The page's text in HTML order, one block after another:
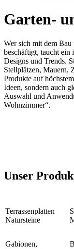
Garten-
Wer sich mit dem
beschäftigt, taucht ein
Designs und Trends.
Stellplätzen, Mauern,
Produkte auf
Ideen, sondern auch
Auswahl und
Wohnzimmer“.
Unser
Terrassenplatten
Natursteine
Gabionen,